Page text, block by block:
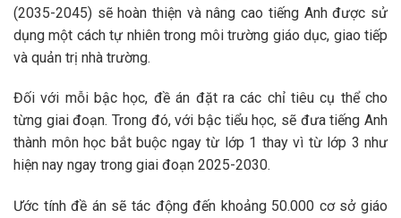
(2035-2045) sẽ hoàn thiện và nâng cao tiếng Anh được sử
dụng một cách tự nhiên trong môi trường giáo dục, giao tiếp
và quản trị nhà trường.
Đối với mỗi bậc học, đề án đặt ra các chỉ tiêu cụ thể cho
từng giai đoạn. Trong đó, với bậc tiểu học, sẽ đưa tiếng Anh
thành môn học bắt buộc ngay từ lớp 1 thay vì từ lớp 3 như
hiện nay ngay trong giai đoạn 2025-2030.
Ước tính đề án sẽ tác động đến khoảng 50.000 cơ sở giáo